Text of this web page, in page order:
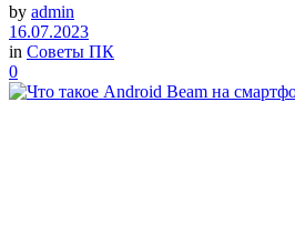
by admin
16.07.2023
in Советы ПК
0